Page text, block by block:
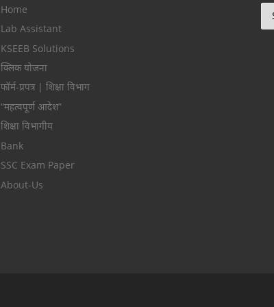
Home
Lab Assistant
KSEEB Solutions
क्लिक योजना
फॉर्म-प्रपत्र | शिक्षा विभाग
“महत्वपूर्ण आदेश”
शिक्षा विभागीय
Bank
SSC Exam Paper
About-Us